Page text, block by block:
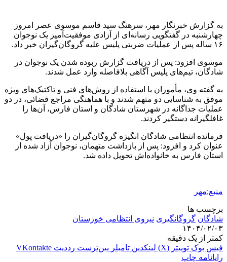
به گزارش خبرنگار مهر، سرهنگ سید قاسم موسوی عصر امروز
چهارشنبه در گفتگویی رسانه‌ای از آزادی موفقیت‌آمیز یک نوجوان
۱۶ ساله پس از عملیات ضربتی پلیس علیه گروگان‌گیران خبر داد.
موسوی افزود: پس از دریافت گزارش ربوده شدن یک نوجوان در
شادگان، تیم‌های پلیس آگاهی بلافاصله وارد عمل شدند.
به گفته وی، مأموران با استفاده از روش‌های فنی و تاکتیک‌های ویژه
موفق به شناسایی دو متهم شدند و با هماهنگی مراجع قضائی، در دو
عملیات جداگانه در شهرستان شادگان و استان فارس، آن‌ها را
غافلگیرانه دستگیر کردند.
فرمانده انتظامی شادگان انگیزه گروگان‌گیران را «دریافت پول»
عنوان کرد و افزود: پس از بازداشت متهمان، نوجوان آزاد شده از
استان فارس به خانواده‌اش تحویل داده شد.
منبع:مهر
برچسب ها
شادگان گروگانگیری نیروی انتظامی خوزستان
۱۴۰۴/۰۲/۰۳
کمتر از یک دقیقه
فیس بوک توییتر (X) لینکدین ‫تامبلر ‫پین‌ترست ‫رددیت ‫VKontakte
رایانامه چاپ